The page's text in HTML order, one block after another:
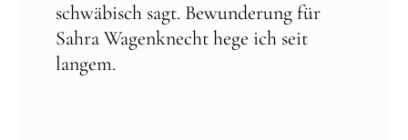
schwäbisch sagt. Bewunderung für
Sahra Wagenknecht hege ich seit
langem.